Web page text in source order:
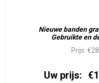
Nieuwe banden
Gebruikte en
Prijs:
Uw prijs: